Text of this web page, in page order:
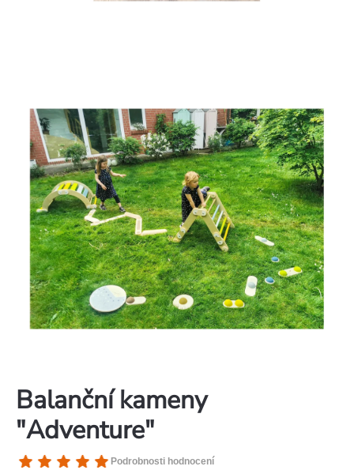
Balanční kameny
"Adventure"
Průměrné
Podrobnosti hodnocení